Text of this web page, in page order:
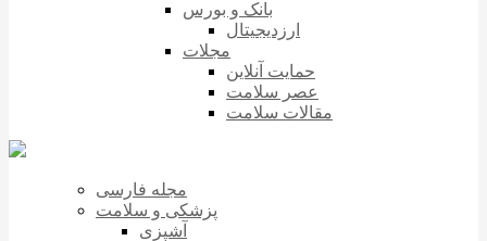
بانک و بورس
ارزدیجیتال
مجلات
حمایت آنلاین
عصر سلامت
مقالات سلامت
مجله فارسی
پزشکی و سلامت
آشپزی